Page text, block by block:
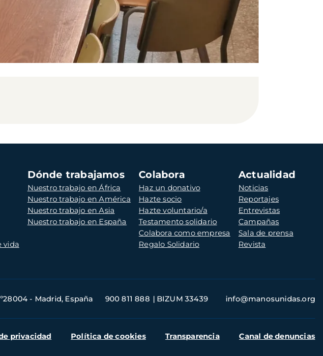
vida
Dónde trabajamos
Nuestro trabajo en África
Nuestro trabajo en América
Nuestro trabajo en Asia
Nuestro trabajo en España
Colabora
Haz un donativo
Hazte socio
Hazte voluntario/a
Testamento solidario
Colabora como empresa
Regalo Solidario
Actualidad
Noticias
Reportajes
Entrevistas
Campañas
Sala de prensa
Revista
- Madrid, España 900 811 888 BIZUM 33439 info@manosunidas.org
privacidad Política de cookies Transparencia Canal de denuncias